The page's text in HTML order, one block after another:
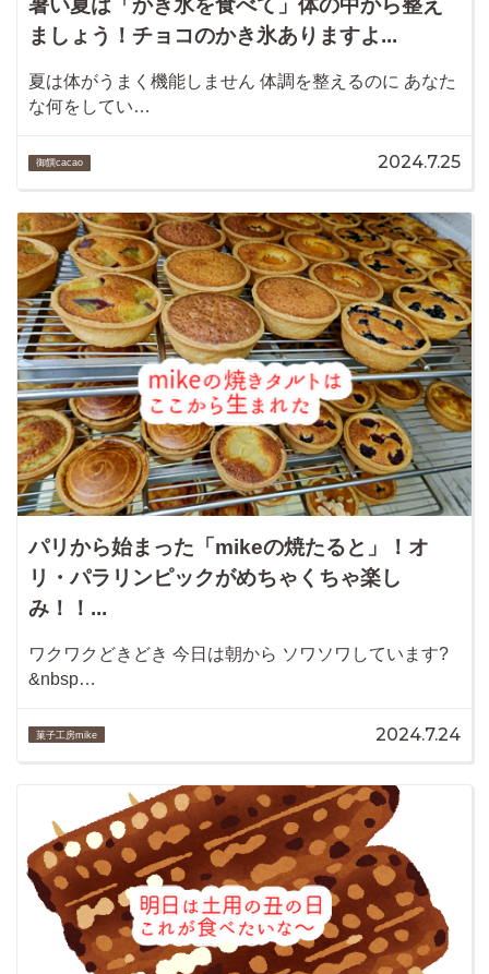
暑い夏は「かき氷を食べて」体の中から整え
ましょう！チョコのかき氷ありますよ...
夏は体がうまく機能しません 体調を整えるのに あなた
な何をしてい…
御饌cacao 2024.7.25
パリから始まった「mikeの焼たると」！オ
リ・パラリンピックがめちゃくちゃ楽し
み！！...
ワクワクどきどき 今日は朝から ソワソワしています?
&nbsp…
菓子工房mike 2024.7.24